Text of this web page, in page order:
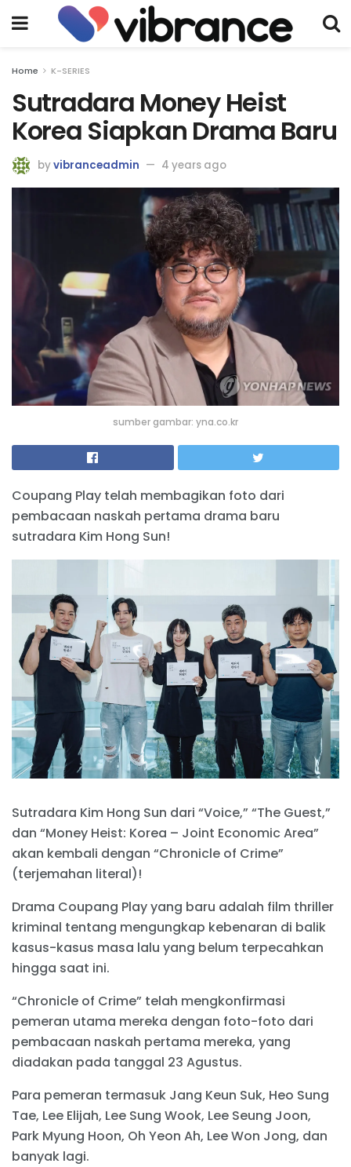
Home K-SERIES
Sutradara Money Heist
Korea Siapkan Drama Baru
byvibranceadmin 4 years ago
sumber gambar: yna.co.kr
Coupang Play telah membagikan foto dari
pembacaan naskah pertama drama baru
sutradara Kim Hong Sun!
Sutradara Kim Hong Sun dari “Voice,” “The Guest,”
dan “Money Heist: Korea – Joint Economic Area”
akan kembali dengan “Chronicle of Crime”
(terjemahan literal)!
Drama Coupang Play yang baru adalah film thriller
kriminal tentang mengungkap kebenaran di balik
kasus-kasus masa lalu yang belum terpecahkan
hingga saat ini.
“Chronicle of Crime” telah mengkonfirmasi
pemeran utama mereka dengan foto-foto dari
pembacaan naskah pertama mereka, yang
diadakan pada tanggal 23 Agustus.
Para pemeran termasuk Jang Keun Suk, Heo Sung
Tae, Lee Elijah, Lee Sung Wook, Lee Seung Joon,
Park Myung Hoon, Oh Yeon Ah, Lee Won Jong, dan
banyak lagi.